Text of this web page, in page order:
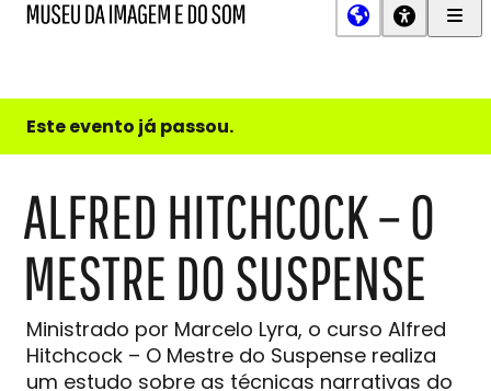
e
do
Este evento já passou.
ALFRED HITCHCOCK – O
MESTRE DO SUSPENSE
Ministrado por Marcelo Lyra, o curso Alfred
Hitchcock – O Mestre do Suspense realiza
um estudo sobre as técnicas narrativas do